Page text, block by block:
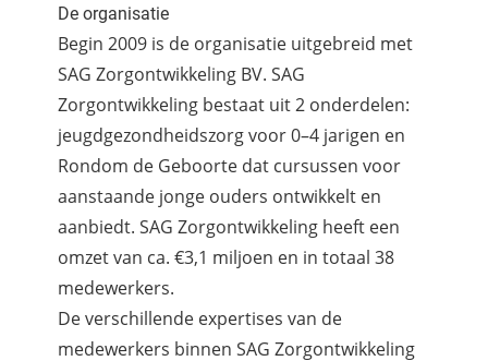
De organisatie
Begin 2009 is de organisatie uitgebreid met
SAG Zorgontwikkeling BV. SAG
Zorgontwikkeling bestaat uit 2 onderdelen:
jeugdgezondheidszorg voor 0–4 jarigen en
Rondom de Geboorte dat cursussen voor
aanstaande jonge ouders ontwikkelt en
aanbiedt. SAG Zorgontwikkeling heeft een
omzet van ca. €3,1 miljoen en in totaal 38
medewerkers.
De verschillende expertises van de
medewerkers binnen SAG Zorgontwikkeling